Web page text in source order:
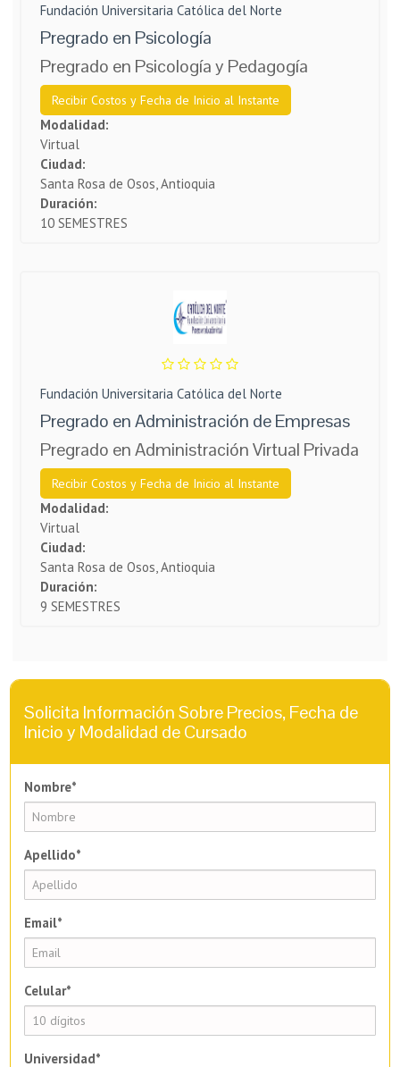
Fundación Universitaria Católica del Norte
Pregrado en Psicología
Pregrado en Psicología y Pedagogía
Recibir Costos y Fecha de Inicio al Instante
Modalidad:
Virtual
Ciudad:
Santa Rosa de Osos, Antioquia
Duración:
10 SEMESTRES
Fundación Universitaria Católica del Norte
Pregrado en Administración de Empresas
Pregrado en Administración Virtual Privada
Recibir Costos y Fecha de Inicio al Instante
Modalidad:
Virtual
Ciudad:
Santa Rosa de Osos, Antioquia
Duración:
9 SEMESTRES
Solicita Información Sobre Precios, Fecha de
Inicio y Modalidad de Cursado
Nombre*
Apellido*
Email*
Celular*
Universidad*